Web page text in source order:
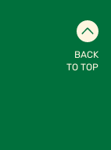
BACK
TO TOP